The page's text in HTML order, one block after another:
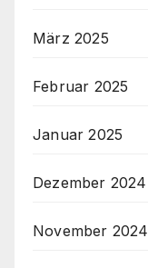
März 2025
Februar 2025
Januar 2025
Dezember 2024
November 2024